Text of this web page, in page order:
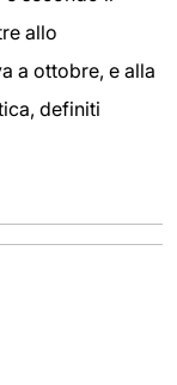
allo
a ottobre, e alla
definiti